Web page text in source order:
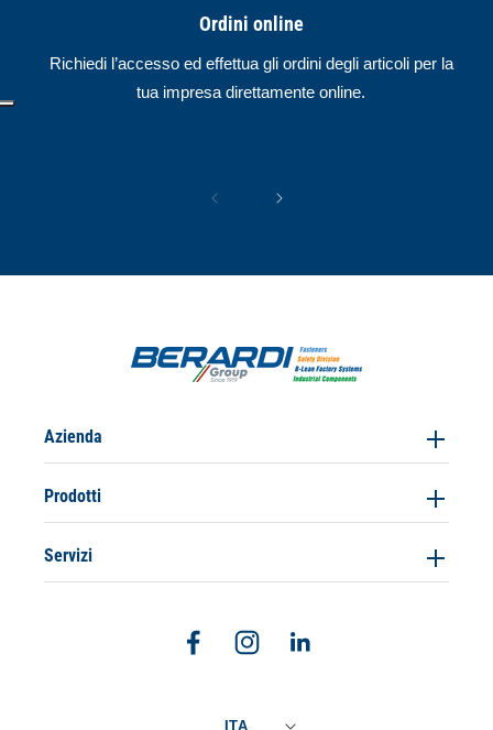
Ordini online
Richiedi l’accesso ed effettua gli ordini degli articoli per la
tua impresa direttamente online.
Azienda
Prodotti
Servizi
FacebookInstagramLinkedin
ITA